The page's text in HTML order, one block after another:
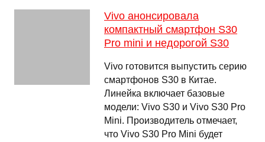
Vivo анонсировала
компактный смартфон S30
Pro mini и недорогой S30
Vivo готовится выпустить серию
смартфонов S30 в Китае.
Линейка включает базовые
модели: Vivo S30 и Vivo S30 Pro
Mini. Производитель отмечает,
что Vivo S30 Pro Mini будет